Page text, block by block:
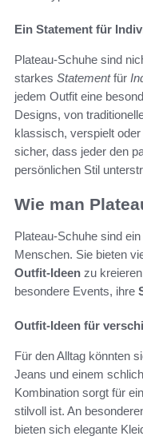
Ein Statement für
Plateau-Schuhe sind
starkes Statementfür
jedem Outfit eine
Designs, von
klassisch, verspielt
sicher, dass jeder den
persönlichen Stil
Wie man
Plateau-Schuhe sind
Menschen. Sie bieten
Outfit-Ideen zu
besondere Events, ihre
Outfit-Ideen für
Für den Alltag könnten
Jeans und einem
Kombination sorgt für
stilvoll ist. An
bieten sich elegante